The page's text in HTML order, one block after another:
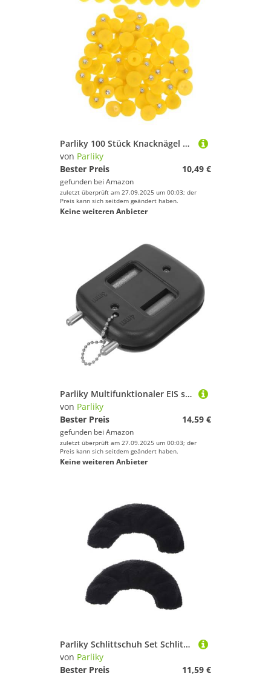
Parliky 100 Stück Knacknägel Eisschuhgriffe Eisangelstollen Eisstollen Ersatzstollen Anti Steigeisenstollen Für Schuhe Eisgreiferstollen Pfosten Eisstollen Eisgreifer
von Parliky
Bester Preis
10,49 €
gefunden bei Amazon
zuletzt überprüft am 27.09.2025 um 00:03; der
Preis kann sich seitdem geändert haben.
Keine weiteren Anbieter
Parliky Multifunktionaler EIS schlittschuh messerschärfer Präzises Schleifgerät für Glattes Gleiten Kompakter Langlebiger Skate schärfer für Eishockey Eiskunstlaufklingen
von Parliky
Bester Preis
14,59 €
gefunden bei Amazon
zuletzt überprüft am 27.09.2025 um 00:03; der
Preis kann sich seitdem geändert haben.
Keine weiteren Anbieter
Parliky Schlittschuh Set Schlittschuhüberzüge Zubehör Schlittschuhschoner Schlittschuhe Herren Hockey Schlittschuhkufenüberzüge Schlittschuhüberzüge Eiskunstlauf Flauschige
von Parliky
Bester Preis
11,59 €